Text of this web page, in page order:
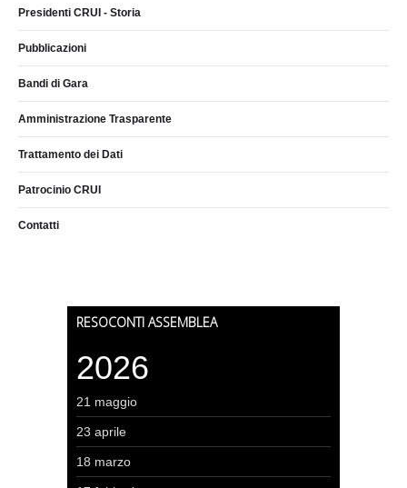
Presidenti CRUI - Storia
Pubblicazioni
Bandi di Gara
Amministrazione Trasparente
Trattamento dei Dati
Patrocinio CRUI
Contatti
RESOCONTI ASSEMBLEA
2026
21 maggio
23 aprile
18 marzo